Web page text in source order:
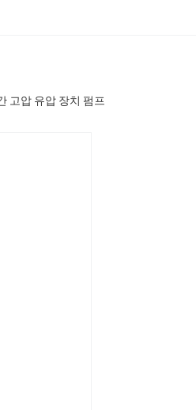
고압 유압 장치 펌프